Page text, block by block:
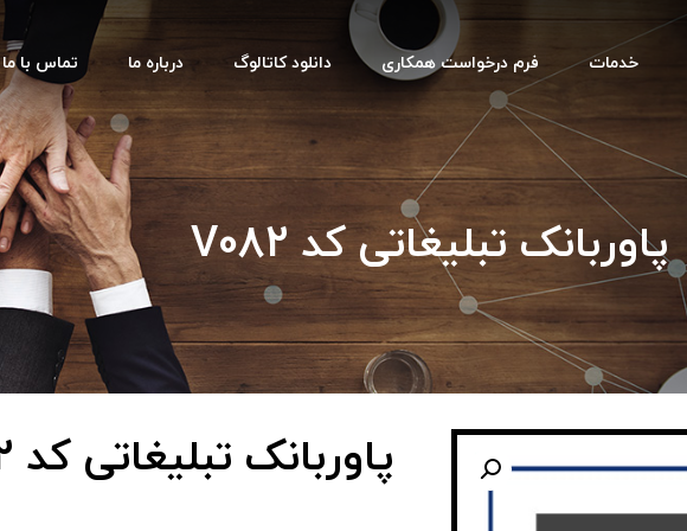
خدمات فرم درخواست همکاری دانلود کاتالوگ درباره ما تماس با ما
پاوربانک تبلیغاتی کد V082
پاوربانک تبلیغاتی کد V082